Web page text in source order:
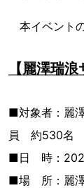
本イベント
【麗澤瑞
■対象者：麗
員 約530名
■日 時：
■場 所：麗澤